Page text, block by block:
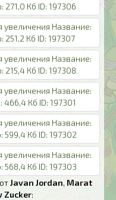
Javan Jordan, Marat
Zucker: